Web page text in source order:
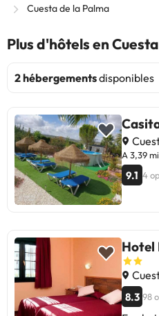
Cuesta de la Palma
Plus d'hôtels en
2 hébergementsdisponibles
A 3,39
9.1 4
Hotel
8.3 98